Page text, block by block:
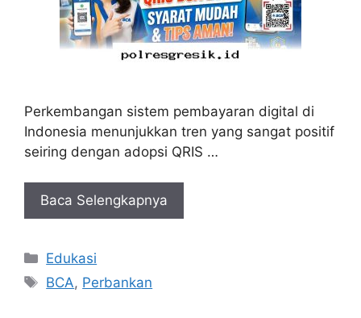
Perkembangan sistem pembayaran digital di
Indonesia menunjukkan tren yang sangat positif
seiring dengan adopsi QRIS …
Baca Selengkapnya
Kategori
Edukasi
Tag
BCA, Perbankan